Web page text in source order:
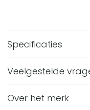
Specificaties
Merk
Veelgestelde
Wat zijn de
Over het merk